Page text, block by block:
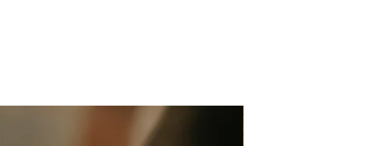
sur la livraison et l'emballage dans la rubrique FAQ.